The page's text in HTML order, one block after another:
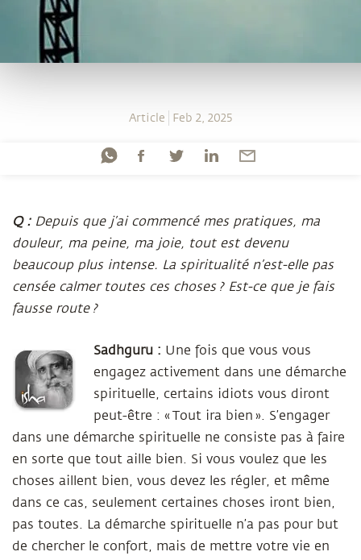
Article Feb 2, 2025
Q :Depuis que j’ai commencé mes pratiques, ma
douleur, ma peine, ma joie, tout est devenu
beaucoup plus intense. La spiritualité n’est-elle pas
censée calmer toutes ces choses ? Est-ce que je fais
fausse route ?
Sadhguru : Une fois que vous vous
engagez activement dans une démarche
spirituelle, certains idiots vous diront
peut-être : « Tout ira bien ». S’engager
dans une démarche spirituelle ne consiste pas à faire
en sorte que tout aille bien. Si vous voulez que les
choses aillent bien, vous devez les régler, et même
dans ce cas, seulement certaines choses iront bien,
pas toutes. La démarche spirituelle n’a pas pour but
de chercher le confort, mais de mettre votre vie en